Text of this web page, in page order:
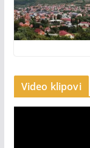
Video klipovi